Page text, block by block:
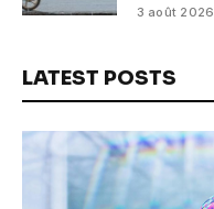
3 août 2026
LATEST POSTS